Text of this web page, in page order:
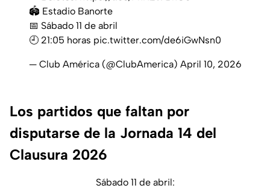
🏟️ Estadio Banorte
📅 Sábado 11 de abril
🕘 21:05 horas pic.twitter.com/de6iGwNsn0
— Club América (@ClubAmerica) April 10, 2026
Los partidos que faltan por
disputarse de la Jornada 14 del
Clausura 2026
Sábado 11 de abril: